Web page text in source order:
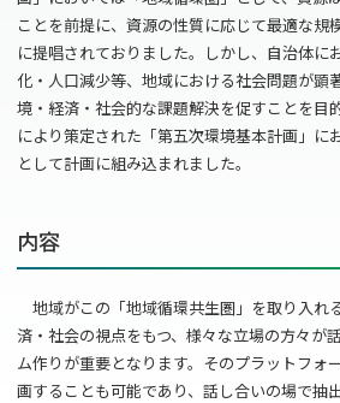
ことを前提に、資源の性質に応じて最適な規
に提唱されておりました。しかし、自治体に
化・人口減少等、地域における社会問題が顕
境・経済・社会的な課題解決を促すことを目
により策定された「第五次環境基本計画」に
として計画に組み込まれました。
内容
地域がこの「地域循環共生圏」を取り入れ
済・社会の視点をもつ、様々な立場の方々が
ム作りが重要となります。そのプラットフォ
画することも可能であり、話し合いの場で抽